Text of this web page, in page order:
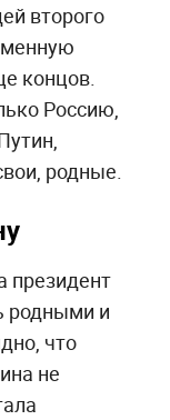
второго
концов.
Россию,
родные.
президент
родными и
что
не